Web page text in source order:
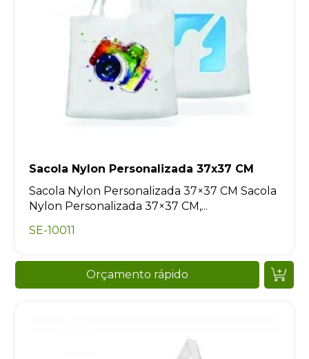
Sacola Nylon Personalizada 37x37 CM
Sacola Nylon Personalizada 37×37 CM Sacola
Nylon Personalizada 37×37 CM,...
SE-10011
Orçamento rápido